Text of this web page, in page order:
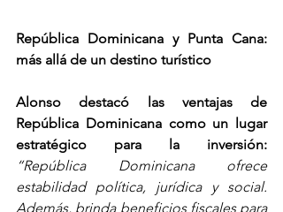
República Dominicana y Punta Cana:
más allá de un destino turístico
Alonso destacó las ventajas de
República Dominicana como un lugar
“República Dominicana ofrece
estabilidad política, jurídica y social.
Además, brinda beneficios fiscales para